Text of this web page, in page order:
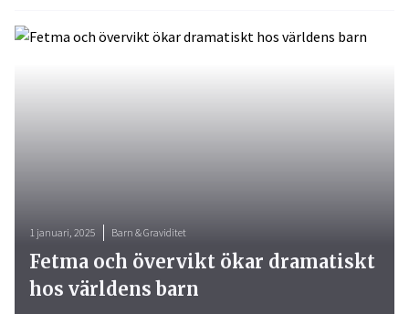
1 januari, 2025 Barn & Graviditet
Fetma och övervikt ökar dramatiskt
hos världens barn